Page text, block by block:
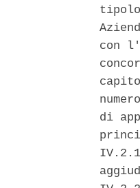
con
di